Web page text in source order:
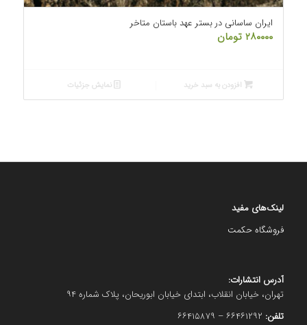
ایران ساسانی در بستر عهد باستان متاخر
۲۸۰۰۰۰ تومان
افزودن به سبد خرید نمایش جزئیات
لینک‌های مفید
فروشگاه حکمت
آدرس انتشارات:
تهران، خیابان انقلاب، ابتدای خیابان ابوریحان، پلاک شماره ۹۴
تلفن: